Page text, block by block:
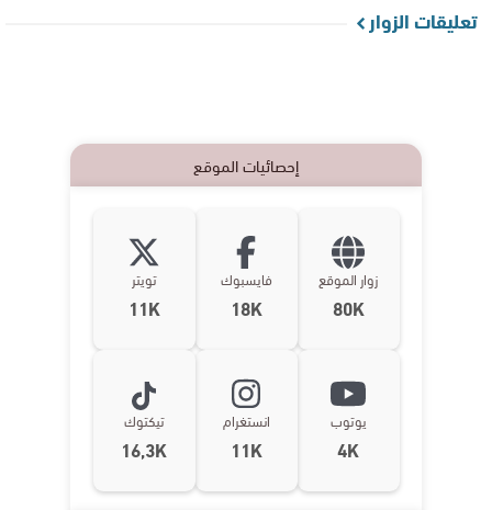
تعليقات الزوار
إحصائيات الموقع
زوار الموقع
80K
فايسبوك
18K
تويتر
11K
يوتوب
4K
انستغرام
11K
تيكتوك
16,3K